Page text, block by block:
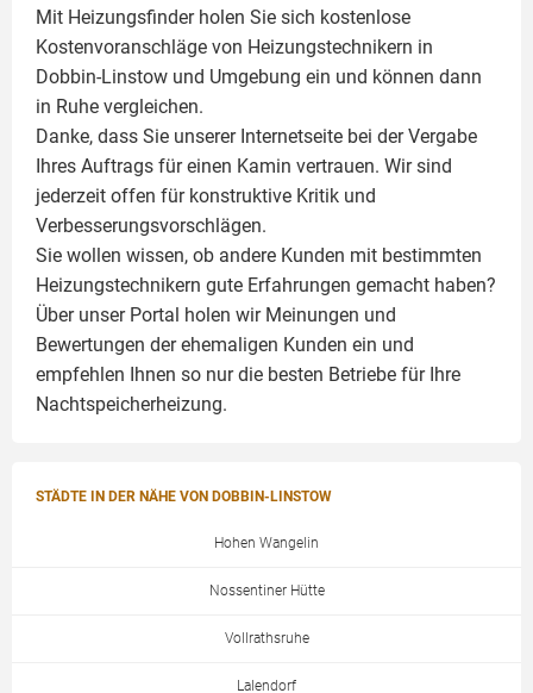
Mit Heizungsfinder holen Sie sich kostenlose
Kostenvoranschläge von Heizungstechnikern in
Dobbin-Linstow und Umgebung ein und können dann
in Ruhe vergleichen.
Danke, dass Sie unserer Internetseite bei der Vergabe
Ihres Auftrags für einen Kamin vertrauen. Wir sind
jederzeit offen für konstruktive Kritik und
Verbesserungsvorschlägen.
Sie wollen wissen, ob andere Kunden mit bestimmten
Heizungstechnikern gute Erfahrungen gemacht haben?
Über unser Portal holen wir Meinungen und
Bewertungen der ehemaligen Kunden ein und
empfehlen Ihnen so nur die besten Betriebe für Ihre
Nachtspeicherheizung.
STÄDTE IN DER NÄHE VON DOBBIN-LINSTOW
Hohen Wangelin
Nossentiner Hütte
Vollrathsruhe
Lalendorf